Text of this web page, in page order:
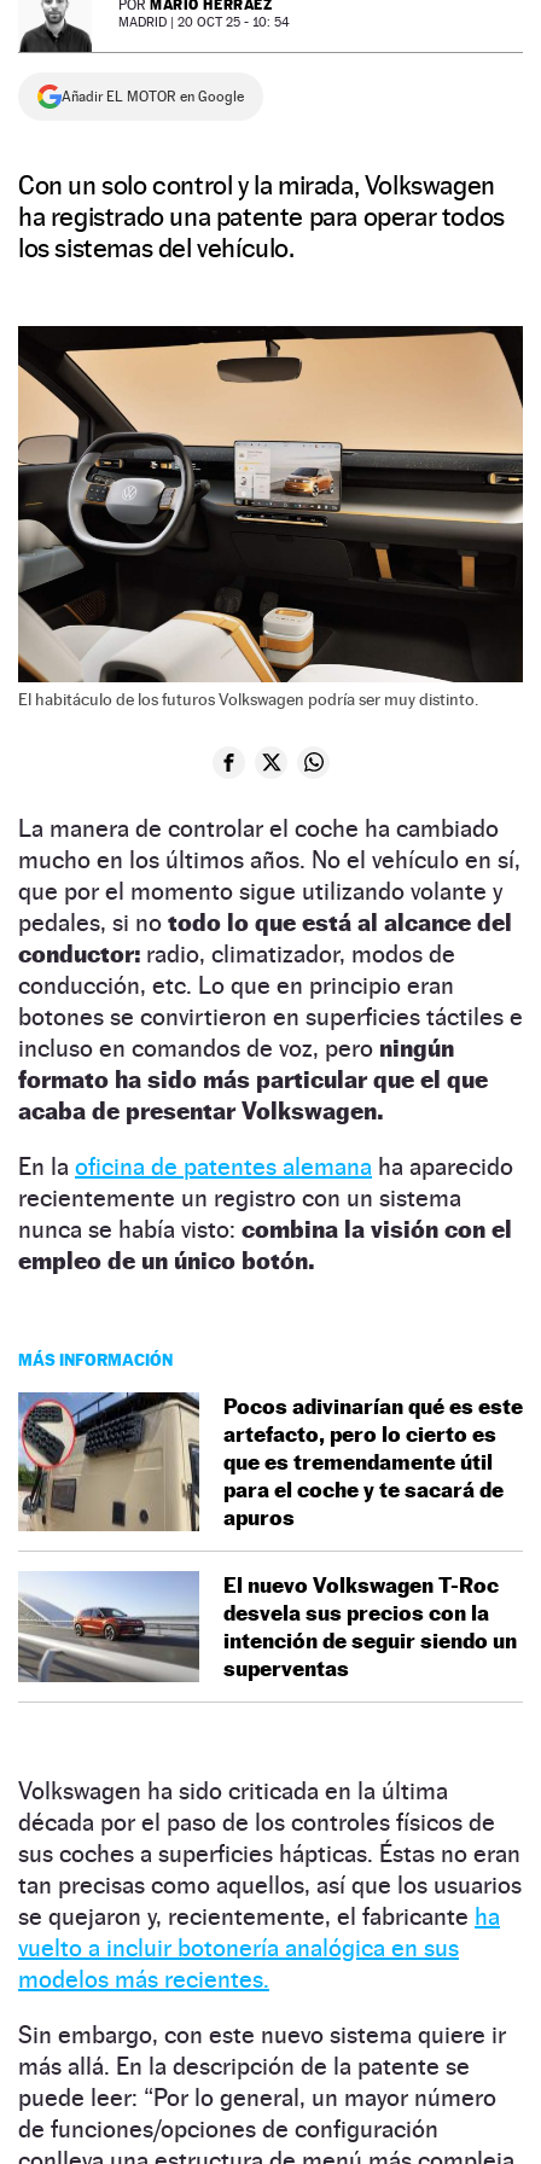
NEWSLETTER
SÍGUENOS
POR MARIO HERRÁEZ
MADRID | 20 OCT 25 - 10: 54
Añadir EL MOTOR en Google
Con un solo control y la mirada, Volkswagen
ha registrado una patente para operar todos
los sistemas del vehículo.
El habitáculo de los futuros Volkswagen podría ser muy distinto.
La manera de controlar el coche ha cambiado
mucho en los últimos años. No el vehículo en sí,
que por el momento sigue utilizando volante y
pedales, si no todo lo que está al alcance del
conductor: radio, climatizador, modos de
conducción, etc. Lo que en principio eran
botones se convirtieron en superficies táctiles e
incluso en comandos de voz, pero ningún
formato ha sido más particular que el que
acaba de presentar Volkswagen.
En la oficina de patentes alemana ha aparecido
recientemente un registro con un sistema
nunca se había visto: combina la visión con el
empleo de un único botón.
MÁS INFORMACIÓN
Pocos adivinarían qué es este
artefacto, pero lo cierto es
que es tremendamente útil
para el coche y te sacará de
apuros
El nuevo Volkswagen T-Roc
desvela sus precios con la
intención de seguir siendo un
superventas
Volkswagen ha sido criticada en la última
década por el paso de los controles físicos de
sus coches a superficies hápticas. Éstas no eran
tan precisas como aquellos, así que los usuarios
se quejaron y, recientemente, el fabricante ha
vuelto a incluir botonería analógica en sus
modelos más recientes.
Sin embargo, con este nuevo sistema quiere ir
más allá. En la descripción de la patente se
puede leer: “Por lo general, un mayor número
de funciones/opciones de configuración